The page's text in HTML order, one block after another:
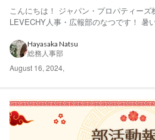
こんにちは！ ジャパン・プロパティー
LEVECHY人事・広報部のなつです！ 暑
今回は社名変更についてお話したいと思います！ 社名変更
は、2012年の創業以来、「ジャパン・プ
Hayasaka Natsu
総務人事部
August 16, 2024,